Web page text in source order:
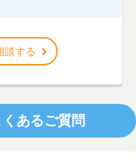
談する
あるご質問